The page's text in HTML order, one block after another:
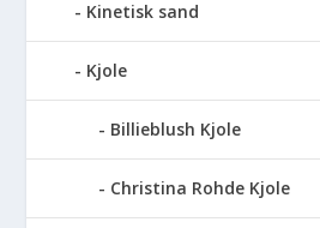
Kinetisk sand
Kjole
Billieblush Kjole
Christina Rohde Kjole